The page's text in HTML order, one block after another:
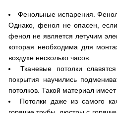
Фенольные испарения.
Однако, фенол не опасен,
фенол не является летучим
которая необходима для
воздухе несколько часов.
Тканевые потолки
покрытия научились
потолков. Такой материал
Потолки даже из самого